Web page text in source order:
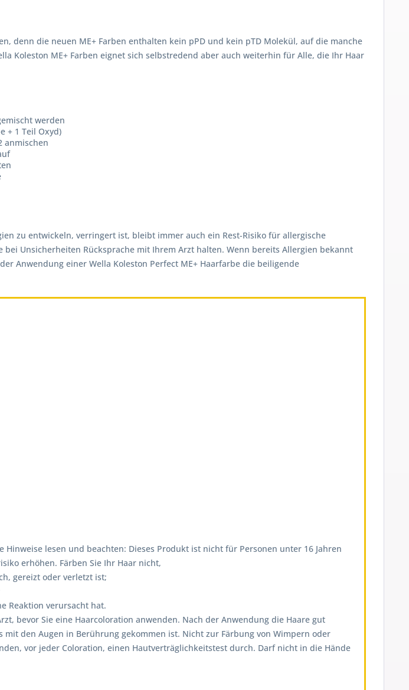
denn die neuen ME+ Farben enthalten kein pPD und kein pTD Molekül, auf die manche
Koleston ME+ Farben eignet sich selbstredend aber auch weiterhin für Alle, die Ihr Haar
werden
+ 1 Teil Oxyd)
anmischen
zu entwickeln, verringert ist, bleibt immer auch ein Rest-Risiko für allergische
Unsicherheiten Rücksprache mit Ihrem Arzt halten. Wenn bereits Allergien bekannt
Anwendung einer Wella Koleston Perfect ME+ Haarfarbe die beiligende
lesen und beachten: Dieses Produkt ist nicht für Personen unter 16 Jahren
erhöhen. Färben Sie Ihr Haar nicht,
gereizt oder verletzt ist;
Reaktion verursacht hat.
bevor Sie eine Haarcoloration anwenden. Nach der Anwendung die Haare gut
den Augen in Berührung gekommen ist. Nicht zur Färbung von Wimpern oder
vor jeder Coloration, einen Hautverträglichkeitstest durch. Darf nicht in die Hände